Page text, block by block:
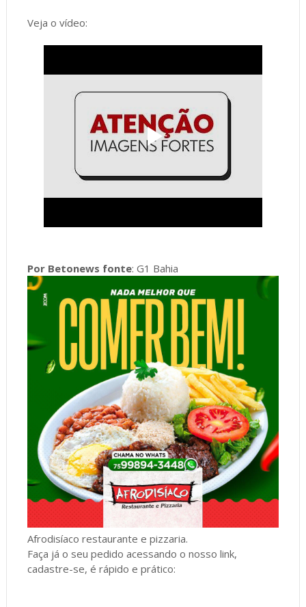
Veja o vídeo:
Por Betonews fonte: G1 Bahia
Afrodisíaco restaurante e pizzaria.
Faça já o seu pedido acessando o nosso link,
cadastre-se, é rápido e prático: